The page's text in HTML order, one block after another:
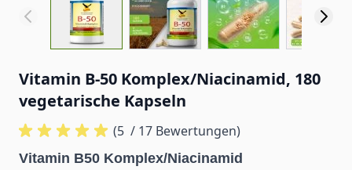
Vitamin B-50 Komplex/Niacinamid, 180
vegetarische Kapseln
(5 / 17 Bewertungen)
Vitamin B50 Komplex/Niacinamid